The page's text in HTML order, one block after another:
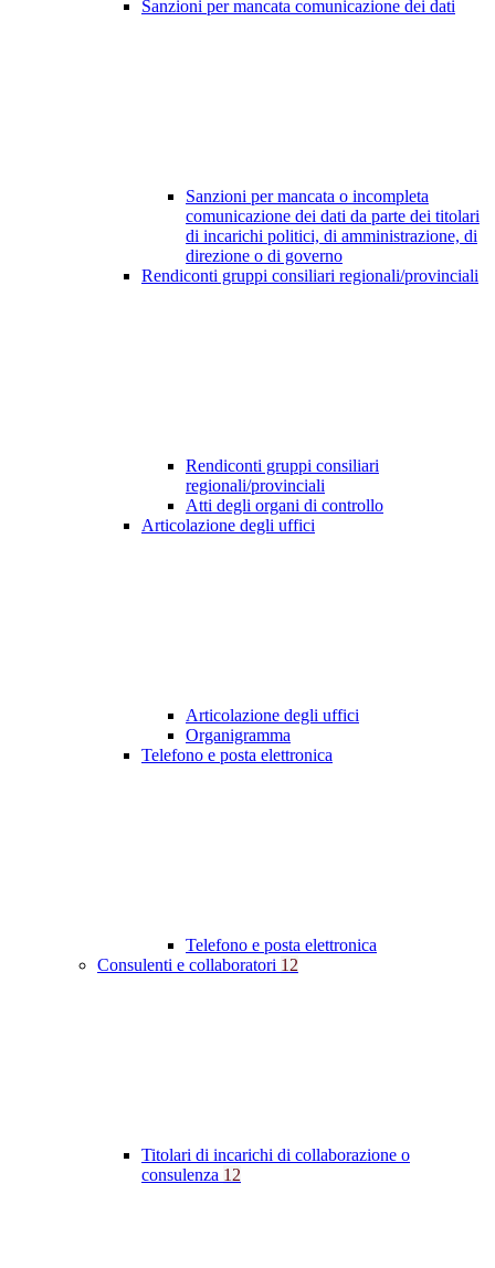
Sanzioni per mancata comunicazione dei dati
Sanzioni per mancata o incompleta
comunicazione dei dati da parte dei titolari
di incarichi politici, di amministrazione, di
direzione o di governo
Rendiconti gruppi consiliari regionali/provinciali
Rendiconti gruppi consiliari
regionali/provinciali
Atti degli organi di controllo
Articolazione degli uffici
Articolazione degli uffici
Organigramma
Telefono e posta elettronica
Telefono e posta elettronica
Consulenti e collaboratori 12
Titolari di incarichi di collaborazione o
consulenza 12